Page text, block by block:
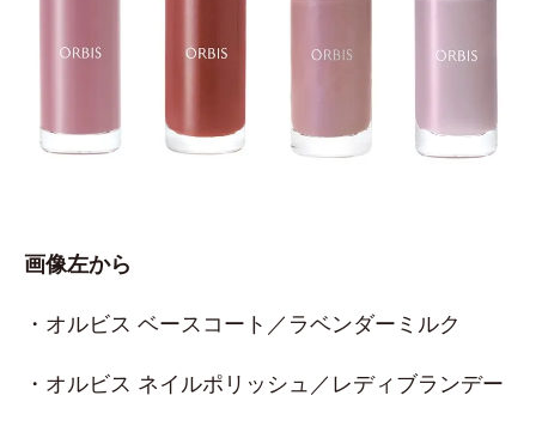
画像左から
・オルビス ベースコート／ラベンダーミルク
・オルビス ネイルポリッシュ／レディブランデー